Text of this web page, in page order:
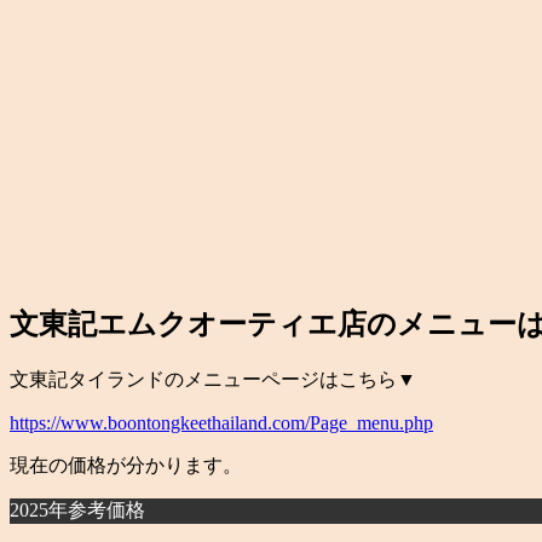
文東記エムクオーティエ店のメニュー
文東記タイランドのメニューページはこちら▼
https://www.boontongkeethailand.com/Page_menu.php
現在の価格が分かります。
2025年参考価格